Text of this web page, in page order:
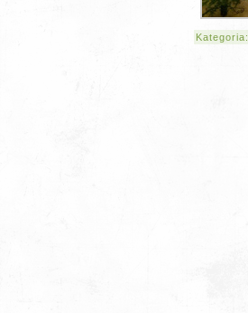
Kategoria: